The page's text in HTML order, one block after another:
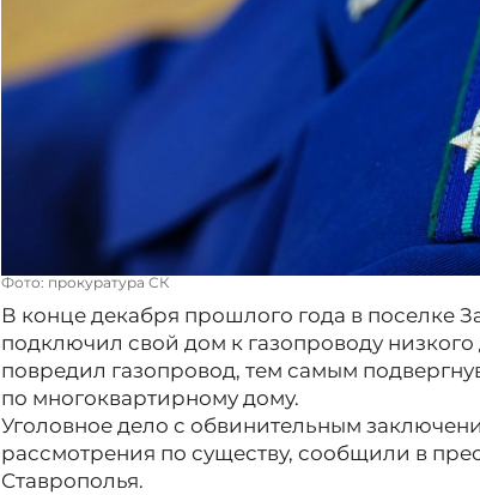
Фото: прокуратура СК
В конце декабря прошлого года в поселке
подключил свой дом к газопроводу
повредил газопровод, тем самым
по многоквартирному дому.
Уголовное дело с обвинительным
рассмотрения по существу, сообщили в
Ставрополья.